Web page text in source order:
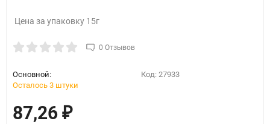
Цена за упаковку 15г
0 Отзывов
Основной:
Осталось 3 штуки
Код: 27933
87,26 ₽